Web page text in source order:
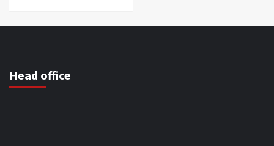
Head office